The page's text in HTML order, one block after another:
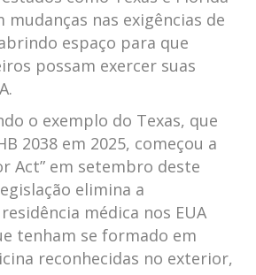
nas exigências de
espaço para que
possam‌ exercer ⁢suas
o ⁤exemplo do Texas, ‍que‍
2038 em 2025, começou⁤ a
Act” em​ setembro deste
elimina ⁢a
médica nos EUA
tenham se formado em
reconhecidas no exterior,